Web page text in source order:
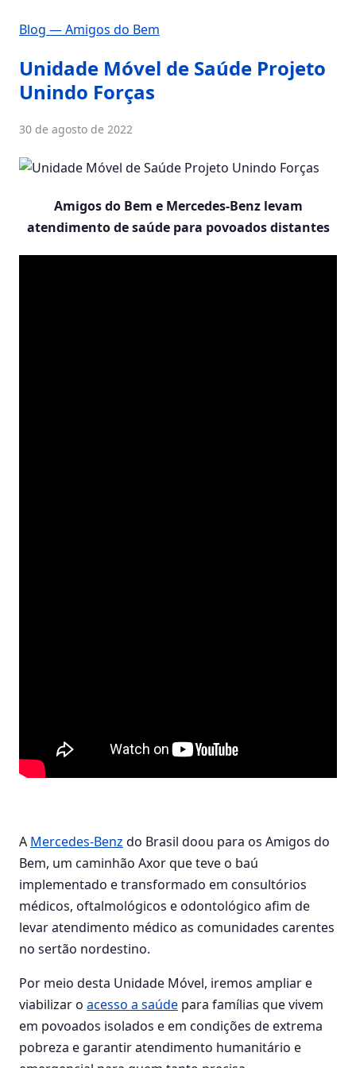
Blog — Amigos do Bem
Unidade Móvel de Saúde Projeto
Unindo Forças
30 de agosto de 2022
Amigos do Bem e Mercedes-Benz levam
atendimento de saúde para povoados distantes
A Mercedes-Benz do Brasil doou para os Amigos do
Bem, um caminhão Axor que teve o baú
implementado e transformado em consultórios
médicos, oftalmológicos e odontológico afim de
levar atendimento médico as comunidades carentes
no sertão nordestino.
Por meio desta Unidade Móvel, iremos ampliar e
viabilizar o acesso a saúde para famílias que vivem
em povoados isolados e em condições de extrema
pobreza e garantir atendimento humanitário e